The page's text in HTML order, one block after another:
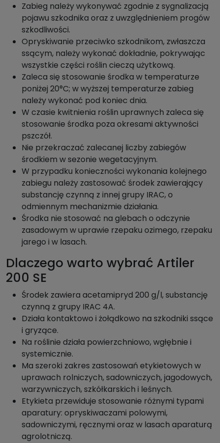
Zabieg należy wykonywać zgodnie z sygnalizacją
pojawu szkodnika oraz z uwzględnieniem progów
szkodliwości.
Opryskiwanie przeciwko szkodnikom, zwłaszcza
ssącym, należy wykonać dokładnie, pokrywając
wszystkie części roślin cieczą użytkową.
Zaleca się stosowanie środka w temperaturze
poniżej 20°C; w wyższej temperaturze zabieg
należy wykonać pod koniec dnia.
W czasie kwitnienia roślin uprawnych zaleca się
stosowanie środka poza okresami aktywności
pszczół.
Nie przekraczać zalecanej liczby zabiegów
środkiem w sezonie wegetacyjnym.
W przypadku konieczności wykonania kolejnego
zabiegu należy zastosować środek zawierający
substancję czynną z innej grupy IRAC, o
odmiennym mechanizmie działania.
Środka nie stosować na glebach o odczynie
zasadowym w uprawie rzepaku ozimego, rzepaku
jarego i w lasach.
Dlaczego warto wybrać Artiler
200 SE
Środek zawiera acetamipryd 200 g/l, substancję
czynną z grupy IRAC 4A.
Działa kontaktowo i żołądkowo na szkodniki ssące
i gryzące.
Na roślinie działa powierzchniowo, wgłębnie i
systemicznie.
Ma szeroki zakres zastosowań etykietowych w
uprawach rolniczych, sadowniczych, jagodowych,
warzywniczych, szkółkarskich i leśnych.
Etykieta przewiduje stosowanie różnymi typami
aparatury: opryskiwaczami polowymi,
sadowniczymi, ręcznymi oraz w lasach aparaturą
agrolotniczą.